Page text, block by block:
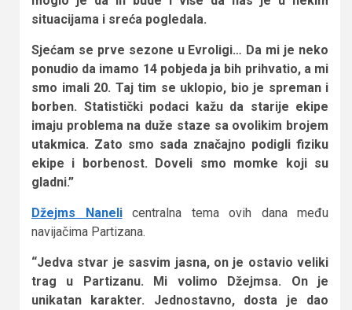
situacijama i sreća pogledala.
Sjećam se prve sezone u Evroligi… Da mi je neko
ponudio da imamo 14 pobjeda ja bih prihvatio, a mi
smo imali 20. Taj tim se uklopio, bio je spreman i
borben. Statistički podaci kažu da starije ekipe
imaju problema na duže staze sa ovolikim brojem
utakmica. Zato smo sada značajno podigli fiziku
ekipe i borbenost. Doveli smo momke koji su
gladni.”
Džejms Nanelicentralna tema ovih dana među
navijačima Partizana.
“Jedva stvar je sasvim jasna, on je ostavio veliki
trag u Partizanu. Mi volimo Džejmsa. On je
unikatan karakter. Jednostavno, dosta je dao